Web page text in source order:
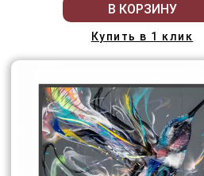
В КОРЗИНУ
Купить в 1 клик